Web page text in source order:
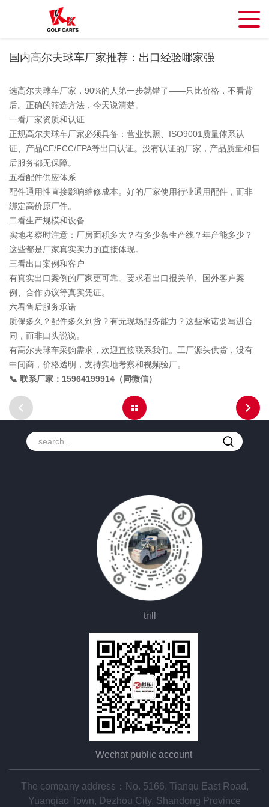
国内高尔夫球车厂家推荐：出口经验哪家强
选高尔夫球车厂家，90%的人第一步就错了——只比价格，不看背
后。正确的筛选方法，今天说清楚。
一看厂家资质和认证
正规高尔夫球车厂家必须具备：营业执照、ISO9001质量体系认
证、产品CE/FCC/EPA等出口认证。没有认证的厂家，产品质量和售
后服务都无保障。
五看配件供应体系
配件通用性直接影响维修成本。好的厂家使用行业通用配件，而非
绑定高价原厂件。
二看生产规模和设备
实地考察时注意：厂房面积多大？有多少条生产线？年产能多少？
这些都是厂家真实实力的直接体现。
三看出口案例和客户
有真实出口案例的厂家更可靠。要求看出口报关单、国外客户案
例、合作协议等真实凭证。
六看售后服务承诺
质保多久？配件多久到货？有无现场服务能力？这些承诺要写进合
同，而非口头说说。
有高尔夫球车采购需求，欢迎直接联系我们。工厂源头供货，没有
中间商，价格透明，支持实地考察和视频验厂。
📞 联系厂家：15964199914（同微信）
trill
Wechat public account
The company address：No. 5166, Tianqu East Road,
Yuanqiao Town, Dezhou City, Shandong Province